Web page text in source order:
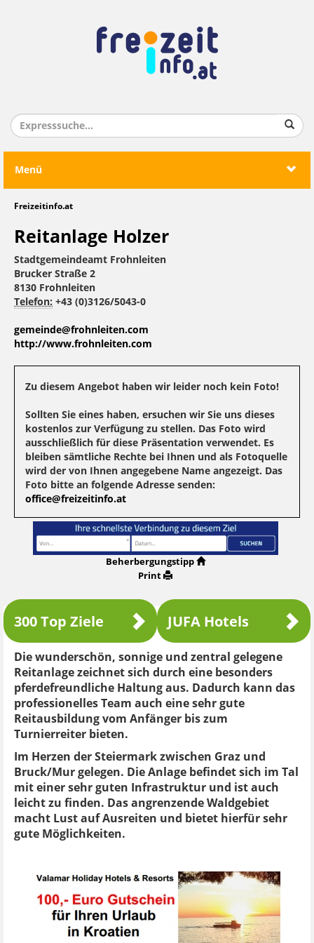
Menü
Freizeitinfo.at
Reitanlage Holzer
Stadtgemeindeamt Frohnleiten
Brucker Straße 2
8130 Frohnleiten
Telefon: +43 (0)3126/5043-0
gemeinde@frohnleiten.com
http://www.frohnleiten.com
Zu diesem Angebot haben wir leider noch kein Foto!
Sollten Sie eines haben, ersuchen wir Sie uns dieses
kostenlos zur Verfügung zu stellen. Das Foto wird
ausschließlich für diese Präsentation verwendet. Es
bleiben sämtliche Rechte bei Ihnen und als Fotoquelle
wird der von Ihnen angegebene Name angezeigt. Das
Foto bitte an folgende Adresse senden:
office@freizeitinfo.at
Beherbergungstipp
Print
300 Top Ziele JUFA Hotels
Die wunderschön, sonnige und zentral gelegene
Reitanlage zeichnet sich durch eine besonders
pferdefreundliche Haltung aus. Dadurch kann das
professionelles Team auch eine sehr gute
Reitausbildung vom Anfänger bis zum
Turnierreiter bieten.
Im Herzen der Steiermark zwischen Graz und
Bruck/Mur gelegen. Die Anlage befindet sich im Tal
mit einer sehr guten Infrastruktur und ist auch
leicht zu finden. Das angrenzende Waldgebiet
macht Lust auf Ausreiten und bietet hierfür sehr
gute Möglichkeiten.